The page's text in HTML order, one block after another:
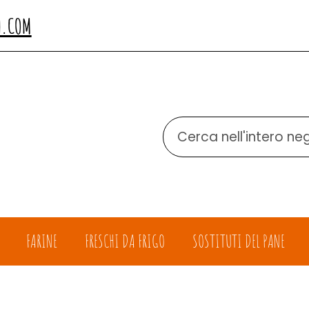
Cerca
Prodotto
FARINE FRESCHI DA FRIGO SOSTITUTI DEL PANE